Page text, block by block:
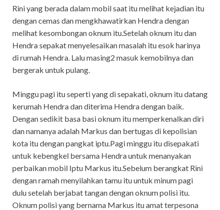
Rini yang berada dalam mobil saat itu melihat kejadian itu
dengan cemas dan mengkhawatirkan Hendra dengan
melihat kesombongan oknum itu.Setelah oknum itu dan
Hendra sepakat menyelesaikan masalah itu esok harinya
di rumah Hendra. Lalu masing2 masuk kemobilnya dan
bergerak untuk pulang.
Minggu pagi itu seperti yang di sepakati, oknum itu datang
kerumah Hendra dan diterima Hendra dengan baik.
Dengan sedikit basa basi oknum itu memperkenalkan diri
dan namanya adalah Markus dan bertugas di kepolisian
kota itu dengan pangkat iptu.Pagi minggu itu disepakati
untuk kebengkel bersama Hendra untuk menanyakan
perbaikan mobil Iptu Markus itu.Sebelum berangkat Rini
dengan ramah menyilahkan tamu itu untuk minum pagi
dulu setelah berjabat tangan dengan oknum polisi itu.
Oknum polisi yang bernama Markus itu amat terpesona